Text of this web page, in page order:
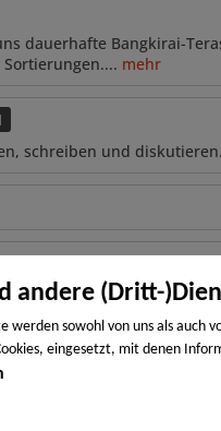
andere (Dritt-
werden sowohl von uns als auch
eingesetzt, mit denen
und/oder von Ihrem
Analyse-, Marketing- und Statistik-
dauerhafte Bangkirai-
mehr
schreiben und